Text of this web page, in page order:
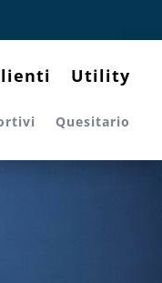
Utility
Quesitario